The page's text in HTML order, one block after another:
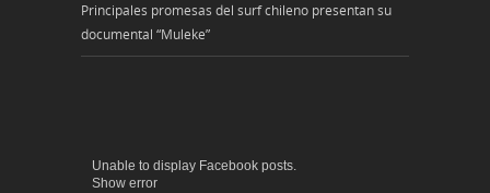
Principales promesas del surf chileno presentan su
documental “Muleke”
Unable to display Facebook posts.
Show error